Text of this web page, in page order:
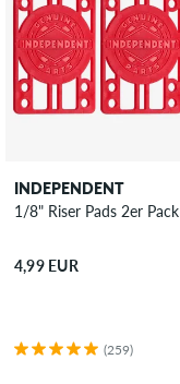
INDEPENDENT
1/8" Riser Pads 2er Pack
4,99 EUR
(259)